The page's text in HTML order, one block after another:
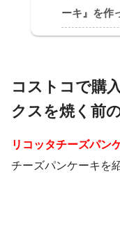
ーキ』を作
コストコで購
クスを焼く前
リコッタチーズパン
チーズパンケーキを